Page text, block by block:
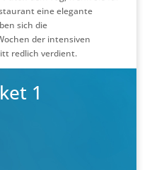
eine elegante
sich die
der intensiven
redlich verdient.
1